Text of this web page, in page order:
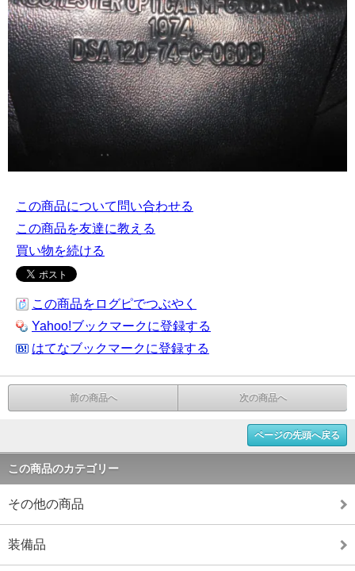
この商品について問い合わせる
この商品を友達に教える
買い物を続ける
この商品をログピでつぶやく
Yahoo!ブックマークに登録する
はてなブックマークに登録する
前の商品へ 次の商品へ
ページの先頭へ戻る
この商品のカテゴリー
その他の商品
装備品